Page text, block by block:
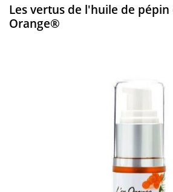
Les vertus de l'huile de
Orange®